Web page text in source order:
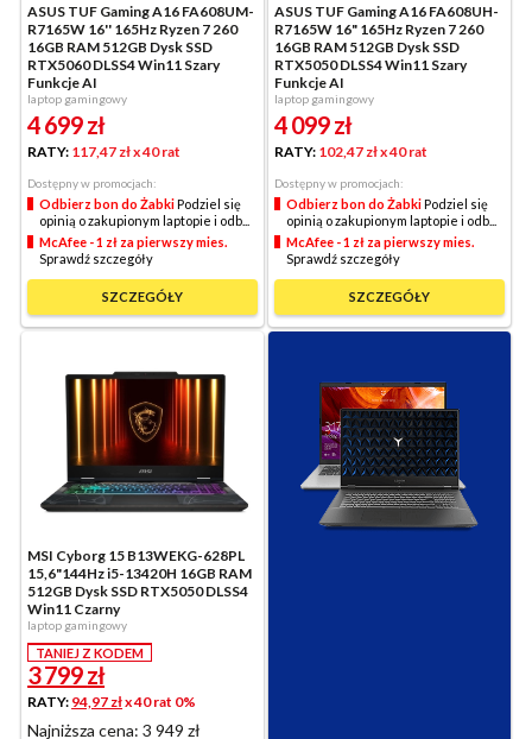
ASUS TUF Gaming A16 FA608UM-
R7165W 16'' 165Hz Ryzen 7 260
16GB RAM 512GB Dysk SSD
RTX5060 DLSS4 Win11 Szary
Funkcje AI
laptop gamingowy
4 699zł
RATY: 117,47 złx 40 rat
Dostępny w promocjach:
Odbierz bon do ŻabkiPodziel się
opinią o zakupionym laptopie i odb...
McAfee - 1 zł za pierwszy mies.
Sprawdź szczegóły
SZCZEGÓŁY
ASUS TUF Gaming A16 FA608UH-
R7165W 16" 165Hz Ryzen 7 260
16GB RAM 512GB Dysk SSD
RTX5050 DLSS4 Win11 Szary
Funkcje AI
laptop gamingowy
4 099zł
RATY: 102,47 złx 40 rat
Dostępny w promocjach:
Odbierz bon do ŻabkiPodziel się
opinią o zakupionym laptopie i odb...
McAfee - 1 zł za pierwszy mies.
Sprawdź szczegóły
SZCZEGÓŁY
MSI Cyborg 15 B13WEKG-628PL
15,6"144Hz i5-13420H 16GB RAM
512GB Dysk SSD RTX5050 DLSS4
Win11 Czarny
laptop gamingowy
TANIEJ Z KODEM
3 799zł
RATY: 94,97 złx 40 rat 0%
Najniższa cena: 3 949 zł